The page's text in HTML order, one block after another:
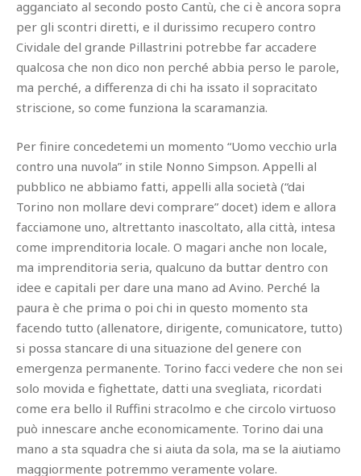
agganciato al secondo posto Cantù, che ci è ancora sopra
per gli scontri diretti, e il durissimo recupero contro
Cividale del grande Pillastrini potrebbe far accadere
qualcosa che non dico non perché abbia perso le parole,
ma perché, a differenza di chi ha issato il sopracitato
striscione, so come funziona la scaramanzia.
Per finire concedetemi un momento “Uomo vecchio urla
contro una nuvola” in stile Nonno Simpson. Appelli al
pubblico ne abbiamo fatti, appelli alla società (“dai
Torino non mollare devi comprare” docet) idem e allora
facciamone uno, altrettanto inascoltato, alla città, intesa
come imprenditoria locale. O magari anche non locale,
ma imprenditoria seria, qualcuno da buttar dentro con
idee e capitali per dare una mano ad Avino. Perché la
paura è che prima o poi chi in questo momento sta
facendo tutto (allenatore, dirigente, comunicatore, tutto)
si possa stancare di una situazione del genere con
emergenza permanente. Torino facci vedere che non sei
solo movida e fighettate, datti una svegliata, ricordati
come era bello il Ruffini stracolmo e che circolo virtuoso
può innescare anche economicamente. Torino dai una
mano a sta squadra che si aiuta da sola, ma se la aiutiamo
maggiormente potremmo veramente volare.